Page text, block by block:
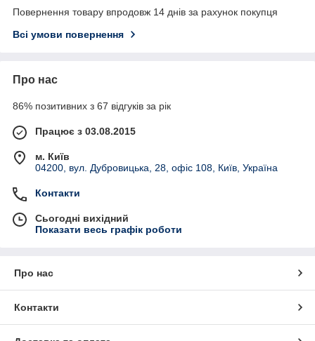
Повернення товару впродовж 14 днів за рахунок покупця
Всі умови повернення
Про нас
86% позитивних з 67 відгуків за рік
Працює з 03.08.2015
м. Київ
04200, вул. Дубровицька, 28, офіс 108, Київ, Україна
Контакти
Сьогодні вихідний
Показати весь графік роботи
Про нас
Контакти